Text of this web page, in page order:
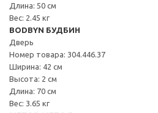
Длина: 50 см
Вес: 2.45 кг
BODBYN БУДБИН
Дверь
Номер товара: 304.446.37
Ширина: 42 см
Высота: 2 см
Длина: 70 см
Вес: 3.65 кг